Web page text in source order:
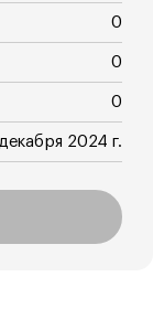
0
0
0
2024 г.